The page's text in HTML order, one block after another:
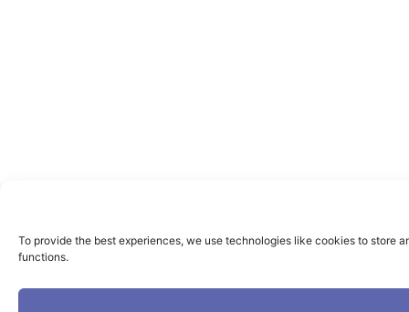
To provide the best experiences, we use technologies like cookies to store
functions.